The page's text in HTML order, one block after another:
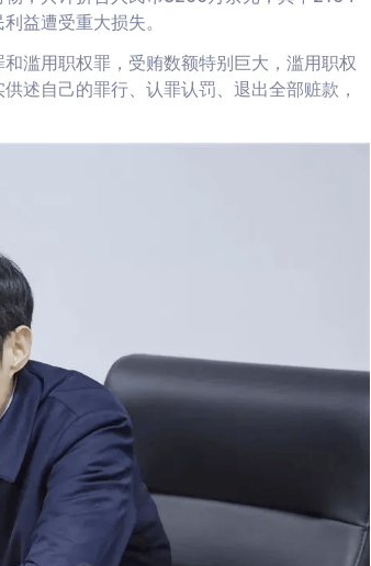
益遭受重大损失。
滥用职权罪，受贿数额特别巨大，滥用职权
述自己的罪行、认罪认罚、退出全部赃款，